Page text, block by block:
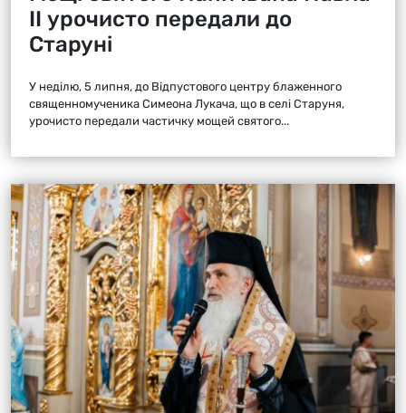
ІІ урочисто передали до
Старуні
У неділю, 5 липня, до Відпустового центру блаженного
священномученика Симеона Лукача, що в селі Старуня,
урочисто передали частичку мощей святого...